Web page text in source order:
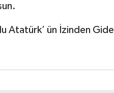
Atatürk’ ün İzinden